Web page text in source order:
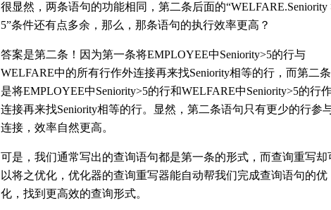
很显然，两条语句的功能相同，第二条后面的“WELFARE.Seniority
5”条件还有点多余，那么，那条语句的执行效率更高？
答案是第二条！因为第一条将EMPLOYEE中Seniority>5的行与
WELFARE中的所有行作外连接再来找Seniority相等的行，而第二条
是将EMPLOYEE中Seniority>5的行和WELFARE中Seniority>5的行
连接再来找Seniority相等的行。显然，第二条语句只有更少的行参
连接，效率自然更高。
可是，我们通常写出的查询语句都是第一条的形式，而查询重写却
以将之优化，优化器的查询重写器能自动帮我们完成查询语句的优
化，找到更高效的查询形式。